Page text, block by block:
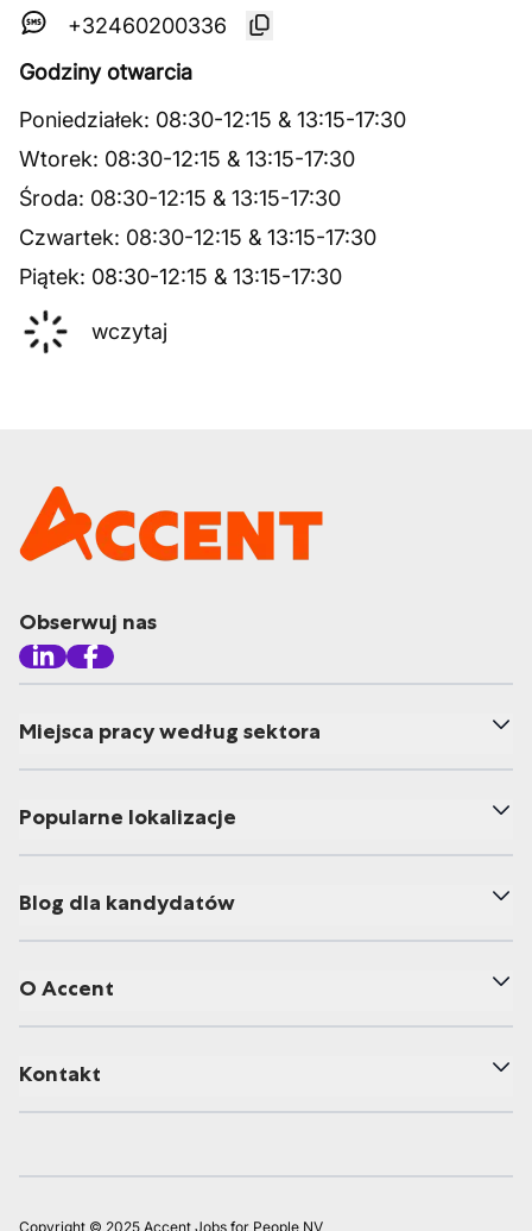
+32460200336
Godziny otwarcia
Poniedziałek: 08:30-12:15 & 13:15-17:30
Wtorek: 08:30-12:15 & 13:15-17:30
Środa: 08:30-12:15 & 13:15-17:30
Czwartek: 08:30-12:15 & 13:15-17:30
Piątek: 08:30-12:15 & 13:15-17:30
wczytaj
Obserwuj nas
Miejsca pracy według sektora
Popularne lokalizacje
Blog dla kandydatów
O Accent
Kontakt
Copyright © 2025 Accent Jobs for People NV